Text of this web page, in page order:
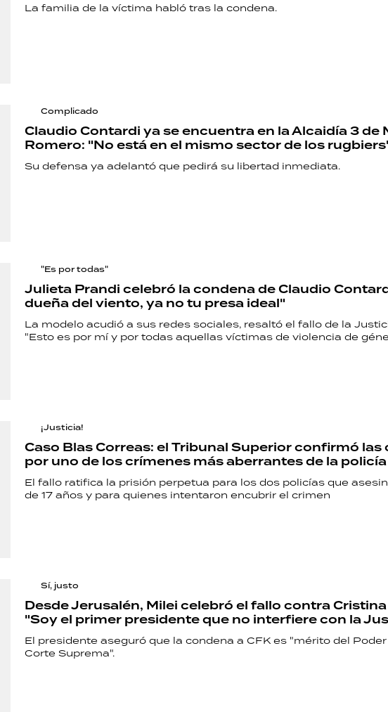
La familia de la víctima habló tras la condena.
Complicado
Claudio Contardi ya se encuentra en la Alcaidía 3 de
Romero: "No está en el mismo sector de los
Su defensa ya adelantó que pedirá su libertad inmediata.
"Es por todas"
Julieta Prandi celebró la condena de Claudio
dueña del viento, ya no tu presa ideal"
La modelo acudió a sus redes sociales, resaltó el fallo de la
"Esto es por mí y por todas aquellas víctimas de violencia de
¡Justicia!
Caso Blas Correas: el Tribunal Superior confirmó las
por uno de los crímenes más aberrantes de la
El fallo ratifica la prisión perpetua para los dos policías que
de 17 años y para quienes intentaron encubrir el crimen
Sí, justo
Desde Jerusalén, Milei celebró el fallo contra
"Soy el primer presidente que no interfiere con la
El presidente aseguró que la condena a CFK es "mérito del
Corte Suprema".